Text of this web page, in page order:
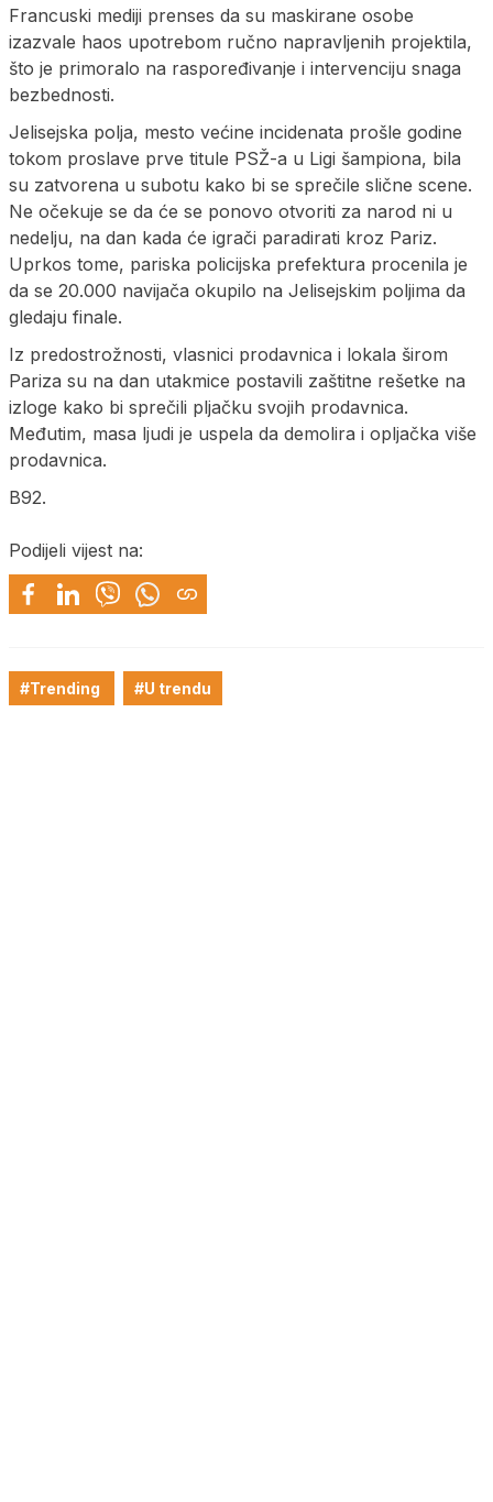
Francuski mediji prenses da su maskirane osobe
izazvale haos upotrebom ručno napravljenih projektila,
što je primoralo na raspoređivanje i intervenciju snaga
bezbednosti.
Jelisejska polja, mesto većine incidenata prošle godine
tokom proslave prve titule PSŽ-a u Ligi šampiona, bila
su zatvorena u subotu kako bi se sprečile slične scene.
Ne očekuje se da će se ponovo otvoriti za narod ni u
nedelju, na dan kada će igrači paradirati kroz Pariz.
Uprkos tome, pariska policijska prefektura procenila je
da se 20.000 navijača okupilo na Jelisejskim poljima da
gledaju finale.
Iz predostrožnosti, vlasnici prodavnica i lokala širom
Pariza su na dan utakmice postavili zaštitne rešetke na
izloge kako bi sprečili pljačku svojih prodavnica.
Međutim, masa ljudi je uspela da demolira i opljačka više
prodavnica.
B92.
Podijeli vijest na:
#Trending #U trendu